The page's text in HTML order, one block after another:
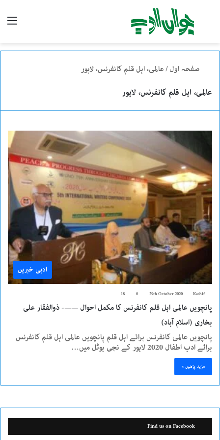
تلاش
کریں
صفحہ اول/عالمی، اہل قلم کانفرنس، لاہور
عالمی، اہل قلم کانفرنس، لاہور
ادبی خبریں
Kashif
29th October 2020
0
18
پانچویں عالمی اہل قلم کانفرنس کا مکمل احوال ——- ذوالفقار علی
بخاری (اسلام آباد)
پانچویں عالمی کانفرنس برائے اہل قلم پانچویں عالمی اہل قلم کانفرنس
برائے ادب اطفال 2020 لاہور کے نجی ہوٹل میں…
مزید پڑھیں »
Find us on Facebook